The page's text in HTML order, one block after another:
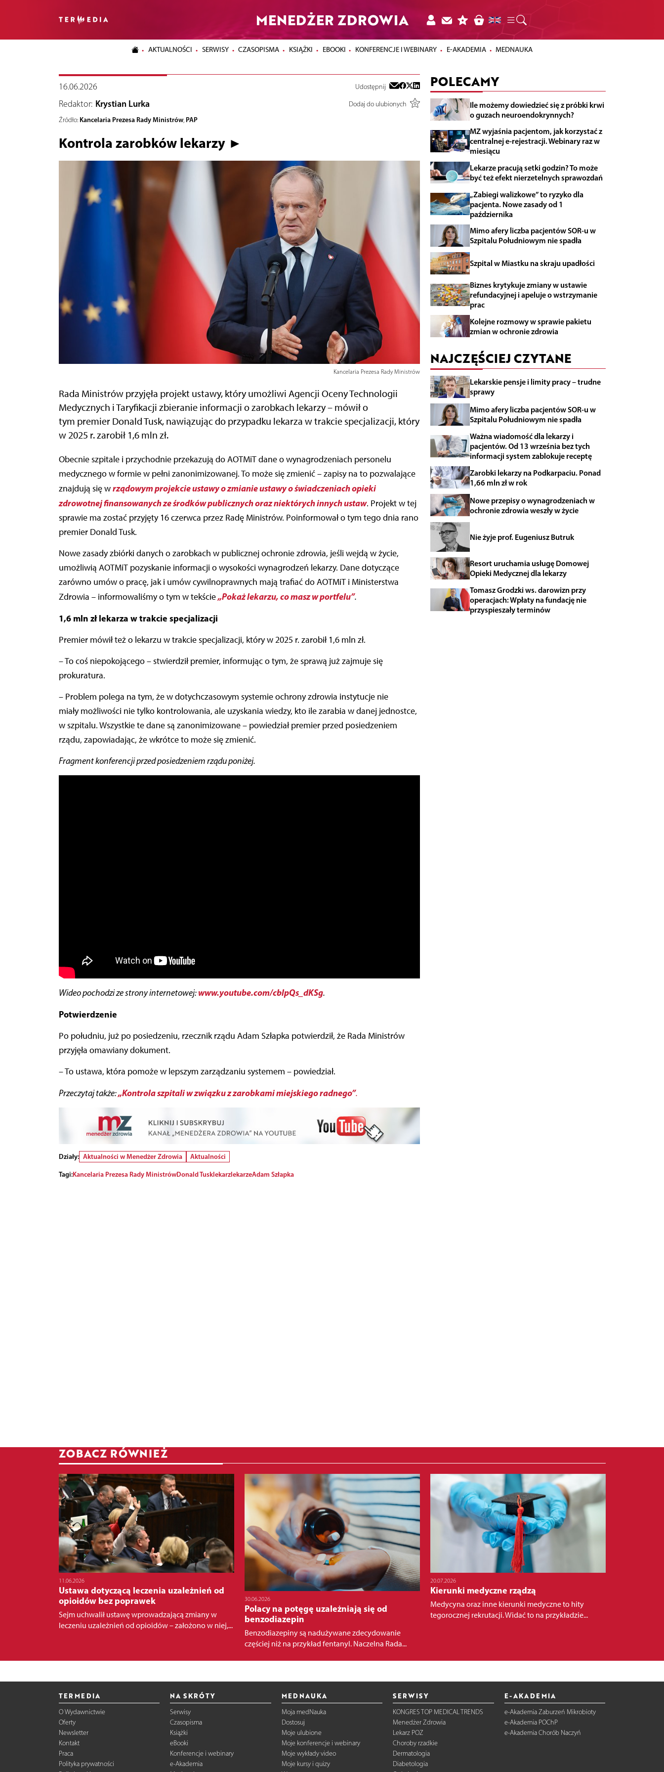
MENEDŻER ZDROWIA
AKTUALNOŚCI SERWISY CZASOPISMA KSIĄŻKI EBOOKI KONFERENCJE I WEBINARY E-AKADEMIA MEDNAUKA
16.06.2026 Udostępnij
Redaktor: Krystian Lurka
Dodaj do ulubionych
Źródło: Kancelaria Prezesa Rady Ministrów, PAP
Kontrola zarobków lekarzy ►
Kancelaria Prezesa Rady Ministrów
Rada Ministrów przyjęła projekt ustawy, który umożliwi Agencji Oceny Technologii
Medycznych i Taryfikacji zbieranie informacji o zarobkach lekarzy – mówił o
tym premier Donald Tusk, nawiązując do przypadku lekarza w trakcie specjalizacji, który
w 2025 r. zarobił 1,6 mln zł.
Obecnie szpitale i przychodnie przekazują do AOTMiT dane o wynagrodzeniach personelu
medycznego w formie w pełni zanonimizowanej. To może się zmienić – zapisy na to pozwalające
znajdują się wrządowym projekcie ustawy o zmianie ustawy o świadczeniach opieki
zdrowotnej finansowanych ze środków publicznych oraz niektórych innych ustaw. Projekt w tej
sprawie ma zostać przyjęty 16 czerwca przez Radę Ministrów. Poinformował o tym tego dnia rano
premier Donald Tusk.
Nowe zasady zbiórki danych o zarobkach w publicznej ochronie zdrowia, jeśli wejdą w życie,
umożliwią AOTMiT pozyskanie informacji o wysokości wynagrodzeń lekarzy. Dane dotyczące
zarówno umów o pracę, jak i umów cywilnoprawnych mają trafiać do AOTMiT i Ministerstwa
Zdrowia – informowaliśmy o tym w tekście„Pokaż lekarzu, co masz w portfelu”.
1,6 mln zł lekarza w trakcie specjalizacji
Premier mówił też o lekarzu w trakcie specjalizacji, który w 2025 r. zarobił 1,6 mln zł.
– To coś niepokojącego – stwierdził premier, informując o tym, że sprawą już zajmuje się
prokuratura.
– Problem polega na tym, że w dotychczasowym systemie ochrony zdrowia instytucje nie
miały możliwości nie tylko kontrolowania, ale uzyskania wiedzy, kto ile zarabia w danej jednostce,
w szpitalu. Wszystkie te dane są zanonimizowane – powiedział premier przed posiedzeniem
rządu, zapowiadając, że wkrótce to może się zmienić.
Fragment konferencji przed posiedzeniem rządu poniżej.
Wideo pochodzi ze strony internetowej:www.youtube.com/cblpQs_dKSg.
Potwierdzenie
Po południu, już po posiedzeniu, rzecznik rządu Adam Szłapka potwierdził, że Rada Ministrów
przyjęła omawiany dokument.
– To ustawa, która pomoże w lepszym zarządzaniu systemem – powiedział.
Przeczytaj także:„Kontrola szpitali w związku z zarobkami miejskiego radnego”.
Działy: Aktualności w Menedżer Zdrowia
Aktualności
Tagi:Kancelaria Prezesa Rady MinistrówDonald TusklekarzlekarzeAdam Szłapka
POLECAMY
Ile możemy dowiedzieć się z próbki krwi
o guzach neuroendokrynnych?
MZ wyjaśnia pacjentom, jak korzystać z
centralnej e-rejestracji. Webinary raz w
miesiącu
Lekarze pracują setki godzin? To może
być też efekt nierzetelnych sprawozdań
„Zabiegi walizkowe” to ryzyko dla
pacjenta. Nowe zasady od 1
października
Mimo afery liczba pacjentów SOR-u w
Szpitalu Południowym nie spadła
Szpital w Miastku na skraju upadłości
Biznes krytykuje zmiany w ustawie
refundacyjnej i apeluje o wstrzymanie
prac
Kolejne rozmowy w sprawie pakietu
zmian w ochronie zdrowia
NAJCZĘŚCIEJ CZYTANE
Lekarskie pensje i limity pracy – trudne
sprawy
Mimo afery liczba pacjentów SOR-u w
Szpitalu Południowym nie spadła
Ważna wiadomość dla lekarzy i
pacjentów. Od 13 września bez tych
informacji system zablokuje receptę
Zarobki lekarzy na Podkarpaciu. Ponad
1,66 mln zł w rok
Nowe przepisy o wynagrodzeniach w
ochronie zdrowia weszły w życie
Nie żyje prof. Eugeniusz Butruk
Resort uruchamia usługę Domowej
Opieki Medycznej dla lekarzy
Tomasz Grodzki ws. darowizn przy
operacjach: Wpłaty na fundację nie
przyspieszały terminów
ZOBACZ RÓWNIEŻ
11.06.2026
Ustawa dotyczącą leczenia uzależnień od
opioidów bez poprawek
Sejm uchwalił ustawę wprowadzającą zmiany w
leczeniu uzależnień od opioidów – założono w niej,...
30.06.2026
Polacy na potęgę uzależniają się od
benzodiazepin
Benzodiazepiny są nadużywane zdecydowanie
częściej niż na przykład fentanyl. Naczelna Rada...
20.07.2026
Kierunki medyczne rządzą
Medycyna oraz inne kierunki medyczne to hity
tegorocznej rekrutacji. Widać to na przykładzie...
TERMEDIA
O Wydawnictwie
Oferty
Newsletter
Kontakt
Praca
Polityka prywatności
NA SKRÓTY
Serwisy
Czasopisma
Książki
eBooki
Konferencje i webinary
e-Akademia
MEDNAUKA
Moja medNauka
Dostosuj
Moje ulubione
Moje konferencje i webinary
Moje wykłady video
Moje kursy i quizy
SERWISY
KONGRES TOP MEDICAL TRENDS
Menedżer Zdrowia
Lekarz POZ
Choroby rzadkie
Dermatologia
Diabetologia
E-AKADEMIA
e-Akademia Zaburzeń Mikrobioty
e-Akademia POChP
e-Akademia Chorób Naczyń